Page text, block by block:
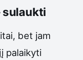
bet jam
palaikyti